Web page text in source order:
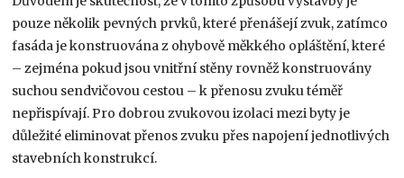
pouze několik pevných prvků, které přenášejí zvuk, zatímco
fasáda je konstruována z ohybově měkkého opláštění, které
– zejména pokud jsou vnitřní stěny rovněž konstruovány
suchou sendvičovou cestou – k přenosu zvuku téměř
nepřispívají. Pro dobrou zvukovou izolaci mezi byty je
důležité eliminovat přenos zvuku přes napojení jednotlivých
stavebních konstrukcí.